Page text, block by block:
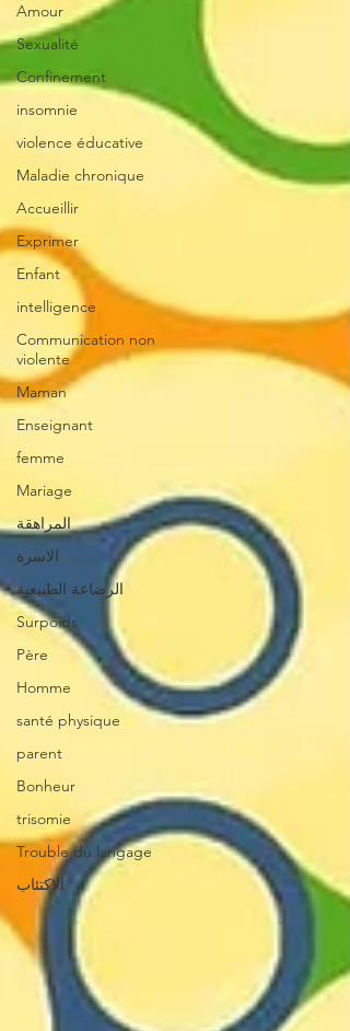
Amour
Sexualité
Confinement
insomnie
violence éducative
Maladie chronique
Accueillir
Exprimer
Enfant
intelligence
Communication non
violente
Maman
Enseignant
femme
Mariage
المراهقة
الاسرة
الرضاعة الطبيعية
Surpoids
Père
Homme
santé physique
parent
Bonheur
trisomie
Trouble du langage
الاكتئاب